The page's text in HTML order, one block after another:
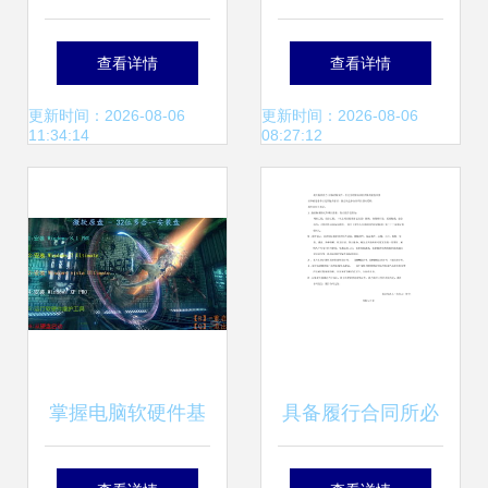
报 计算机软硬件技
术开发的未来趋势
查看详情
更新时间：2026-08-06
11:34:14
华光技术面与计算
机软硬件板块联动
查看详情
更新时间：2026-08-06
08:27:12
掌握电脑软硬件基
础技能 在线培训与
具备履行合同所必
需的设备和专业技